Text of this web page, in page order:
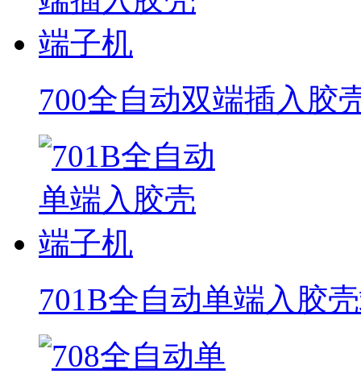
700全自动双端插入胶
701B全自动单端入胶